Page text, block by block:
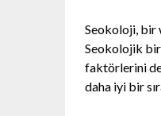
Seokoloji, bir
Seokolojik bir
faktörlerini
daha iyi bir